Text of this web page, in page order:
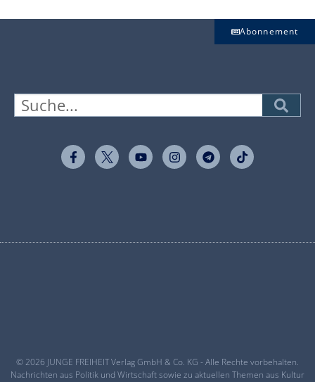
Abonnement
© 2026 JUNGE FREIHEIT Verlag GmbH & Co. KG - Alle Rechte vorbehalten.
Nachrichten aus Politik und Wirtschaft sowie zu aktuellen Themen aus Kultur